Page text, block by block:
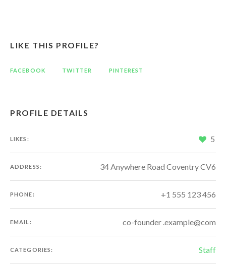
LIKE THIS PROFILE?
FACEBOOK TWITTER PINTEREST
PROFILE DETAILS
LIKES: 5
ADDRESS: 34 Anywhere Road Coventry CV6
PHONE: +1 555 123 456
EMAIL: co-founder .example@com
CATEGORIES: Staff